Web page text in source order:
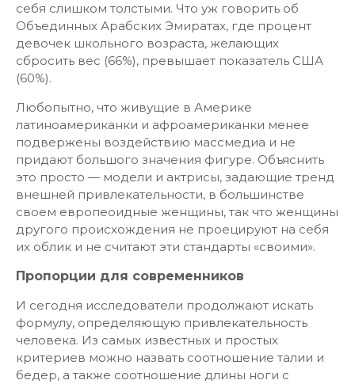
себя слишком толстыми. Что уж говорить об
Объединных Арабских Эмиратах, где процент
девочек школьного возраста, желающих
сбросить вес (66%), превышает показатель США
(60%).
Любопытно, что живущие в Америке
латиноамериканки и афроамериканки менее
подвержены воздействию массмедиа и не
придают большого значения фигуре. Объяснить
это просто — модели и актрисы, задающие тренд
внешней привлекательности, в большинстве
своем европеоидные женщины, так что женщины
другого происхождения не проецируют на себя
их облик и не считают эти стандарты «своими».
Пропорции для современников
И сегодня исследователи продолжают искать
формулу, определяющую привлекательность
человека. Из самых известных и простых
критериев можно назвать соотношение талии и
бедер, а также соотношение длины ноги с